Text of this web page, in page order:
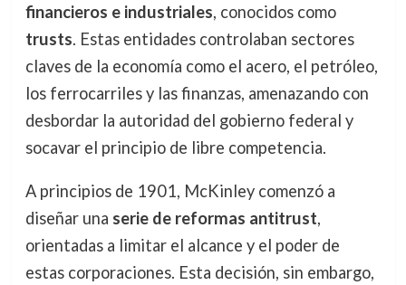
financieros e industriales, conocidos como
trusts. Estas entidades controlaban sectores
claves de la economía como el acero, el petróleo,
los ferrocarriles y las finanzas, amenazando con
desbordar la autoridad del gobierno federal y
socavar el principio de libre competencia.
A principios de 1901, McKinley comenzó a
diseñar una serie de reformas antitrust,
orientadas a limitar el alcance y el poder de
estas corporaciones. Esta decisión, sin embargo,